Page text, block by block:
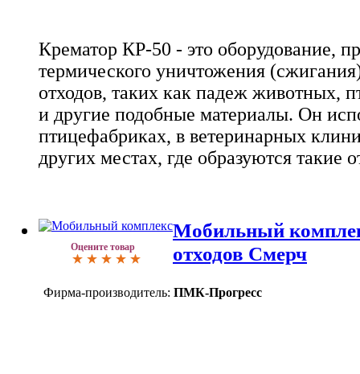
Крематор КР-50 - это оборудование,
термического уничтожения
отходов, таких как падеж животных,
и другие подобные материалы. Он
птицефабриках, в ветеринарных
других местах, где образуются такие
Оцените товар
Мобильный
отходов Смерч
Фирма-производитель: ПМК-Прогресс